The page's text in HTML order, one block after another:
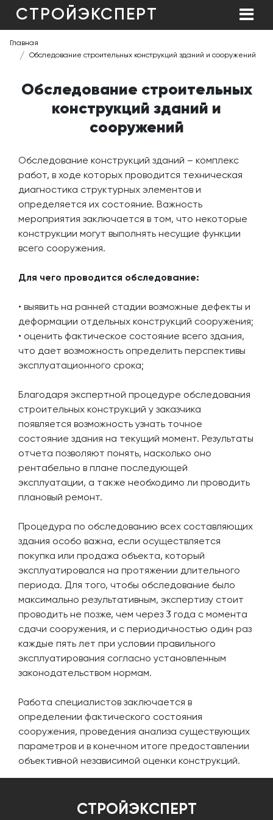
СТРОЙЭКСПЕРТ
Главная
Обследование строительных конструкций зданий и сооружений
Обследование строительных
конструкций зданий и
сооружений
Обследование конструкций зданий – комплекс
работ, в ходе которых проводится техническая
диагностика структурных элементов и
определяется их состояние. Важность
мероприятия заключается в том, что некоторые
конструкции могут выполнять несущие функции
всего сооружения.
Для чего проводится обследование:
• выявить на ранней стадии возможные дефекты и
деформации отдельных конструкций сооружения;
• оценить фактическое состояние всего здания,
что дает возможность определить перспективы
эксплуатационного срока;
Благодаря экспертной процедуре обследования
строительных конструкций у заказчика
появляется возможность узнать точное
состояние здания на текущий момент. Результаты
отчета позволяют понять, насколько оно
рентабельно в плане последующей
эксплуатации, а также необходимо ли проводить
плановый ремонт.
Процедура по обследованию всех составляющих
здания особо важна, если осуществляется
покупка или продажа объекта, который
эксплуатировался на протяжении длительного
периода. Для того, чтобы обследование было
максимально результативным, экспертизу стоит
проводить не позже, чем через 3 года с момента
сдачи сооружения, и с периодичностью один раз
каждые пять лет при условии правильного
эксплуатирования согласно установленным
законодательством нормам.
Работа специалистов заключается в
определении фактического состояния
сооружения, проведения анализа существующих
параметров и в конечном итоге предоставлении
объективной независимой оценки конструкций.
СТРОЙЭКСПЕРТ